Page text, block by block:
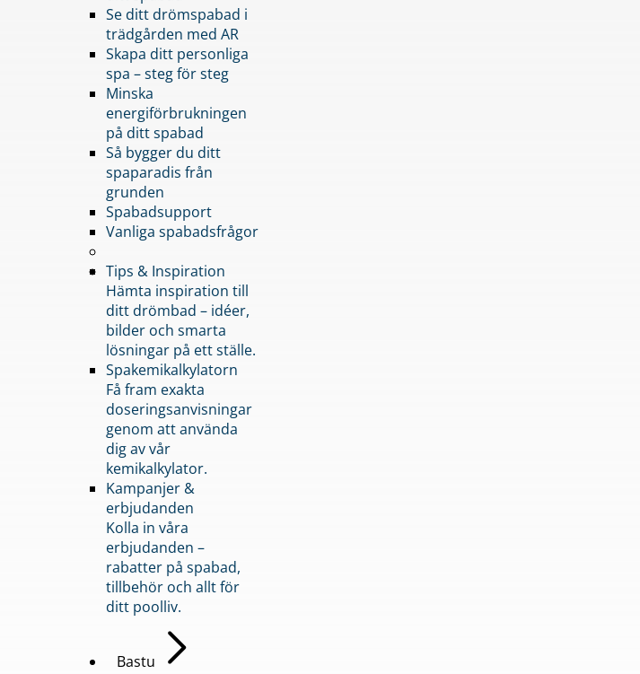
Se ditt drömspabad i
trädgården med AR
Skapa ditt personliga
spa – steg för steg
Minska
energiförbrukningen
på ditt spabad
Så bygger du ditt
spaparadis från
grunden
Spabadsupport
Vanliga spabadsfrågor
Tips & Inspiration
Hämta inspiration till
ditt drömbad – idéer,
bilder och smarta
lösningar på ett ställe.
Spakemikalkylatorn
Få fram exakta
doseringsanvisningar
genom att använda
dig av vår
kemikalkylator.
Kampanjer &
erbjudanden
Kolla in våra
erbjudanden –
rabatter på spabad,
tillbehör och allt för
ditt poolliv.
Bastu